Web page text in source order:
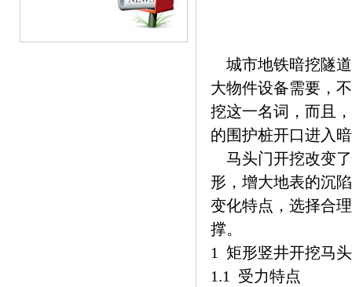
城市地铁暗挖隧
大物件设备需要，
挖这一名词，而且
的围护桩开口进入
马头门开挖改变
形，增大地表的沉
变化特点，选择合
撑。
1 矩形竖井开挖马
1.1 受力特点